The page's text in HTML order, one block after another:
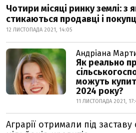
Чотири місяці ринку землі:
стикаються продавці і
12 ЛИСТОПАДА 2021, 14:05
Андріана
Як реально
можуть
2024 року?
11 ЛИСТОПАДА 2021,
Аграрії отримали під